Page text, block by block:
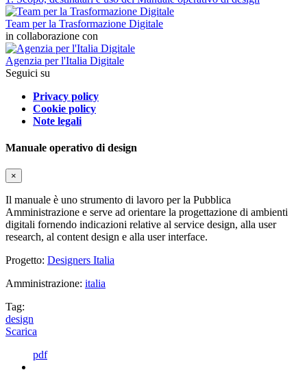
Team per la Trasformazione Digitale
in collaborazione con
Agenzia per l'Italia Digitale
Seguici su
Privacy policy
Cookie policy
Note legali
Manuale operativo di design
×
Il manuale è uno strumento di lavoro per la Pubblica
Amministrazione e serve ad orientare la progettazione di ambienti
digitali fornendo indicazioni relative al service design, alla user
research, al content design e alla user interface.
Progetto: Designers Italia
Amministrazione: italia
Tag:
design
Scarica
pdf